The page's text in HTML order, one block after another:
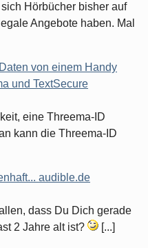
Hörbücher bisher auf
Angebote haben. Mal
von einem Handy
und TextSecure
eine Threema-ID
kann die Threema-ID
audible.de
dass Du Dich gerade
2 Jahre alt ist?
[...]